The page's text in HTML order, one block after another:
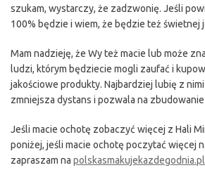
szukam, wystarczy, że zadzwonię. Jeśli
100% będzie i wiem, że będzie też świetnej
Mam nadzieję, że Wy też macie lub może
ludzi, którym będziecie mogli zaufać i
jakościowe produkty. Najbardziej lubię z
zmniejsza dystans i pozwala na zbudowanie
Jeśli macie ochotę zobaczyć więcej z Hali
poniżej, jeśli macie ochotę poczytać więcej
zapraszam na polskasmakujekazdegodnia.pl